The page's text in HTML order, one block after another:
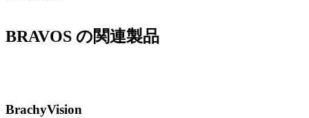
BRAVOS の関連製品
BrachyVision